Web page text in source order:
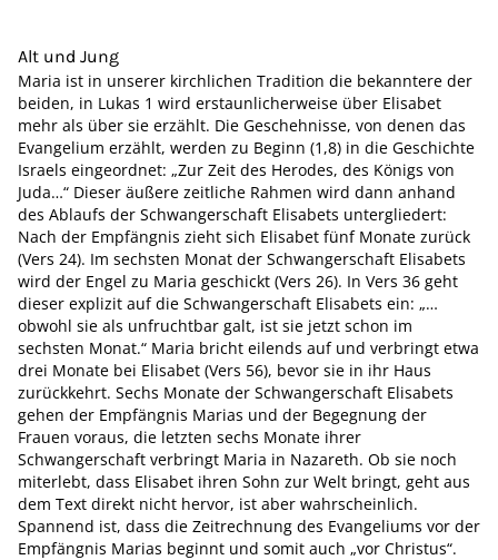
Alt und Jung
Maria ist in unserer kirchlichen Tradition die bekanntere der
beiden, in Lukas 1 wird erstaunlicherweise über Elisabet
mehr als über sie erzählt. Die Geschehnisse, von denen das
Evangelium erzählt, werden zu Beginn (1,8) in die Geschichte
Israels eingeordnet: „Zur Zeit des Herodes, des Königs von
Juda…“ Dieser äußere zeitliche Rahmen wird dann anhand
des Ablaufs der Schwangerschaft Elisabets untergliedert:
Nach der Empfängnis zieht sich Elisabet fünf Monate zurück
(Vers 24). Im sechsten Monat der Schwangerschaft Elisabets
wird der Engel zu Maria geschickt (Vers 26). In Vers 36 geht
dieser explizit auf die Schwangerschaft Elisabets ein: „…
obwohl sie als unfruchtbar galt, ist sie jetzt schon im
sechsten Monat.“ Maria bricht eilends auf und verbringt etwa
drei Monate bei Elisabet (Vers 56), bevor sie in ihr Haus
zurückkehrt. Sechs Monate der Schwangerschaft Elisabets
gehen der Empfängnis Marias und der Begegnung der
Frauen voraus, die letzten sechs Monate ihrer
Schwangerschaft verbringt Maria in Nazareth. Ob sie noch
miterlebt, dass Elisabet ihren Sohn zur Welt bringt, geht aus
dem Text direkt nicht hervor, ist aber wahrscheinlich.
Spannend ist, dass die Zeitrechnung des Evangeliums vor der
Empfängnis Marias beginnt und somit auch „vor Christus“.